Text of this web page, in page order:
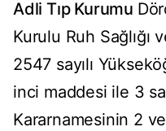
Adli Tıp Kurumu
Kurulu Ruh Sağlığı
2547 sayılı
inci maddesi ile 3
Kararnamesinin 2